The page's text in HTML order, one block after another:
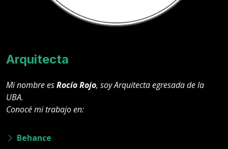
Arquitecta
Mi nombre esRocío Rojo, soy Arquitecta egresada de la
UBA.
Conocé mi trabajo en:
Behance